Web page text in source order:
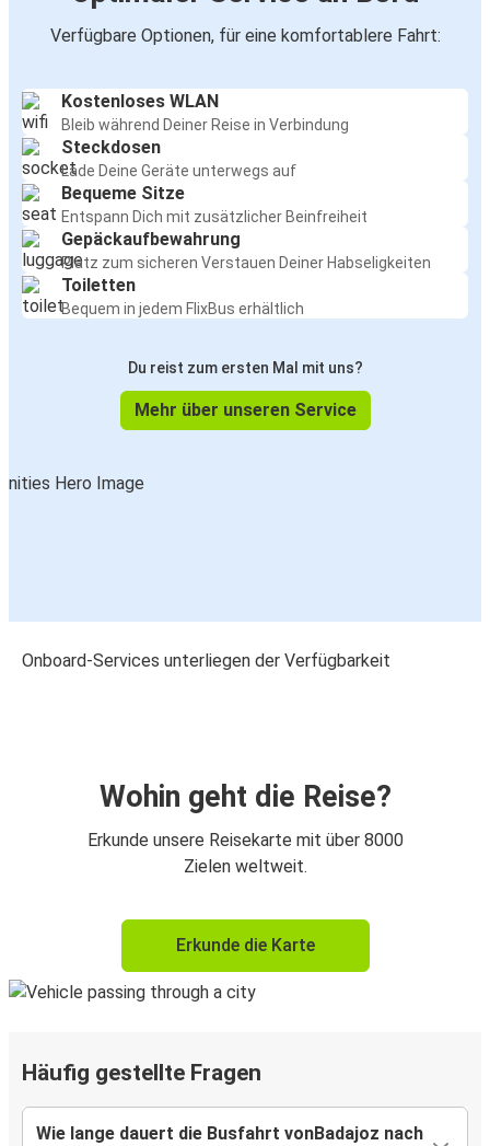
Verfügbare Optionen, für eine komfortablere Fahrt:
Kostenloses WLAN
Bleib während Deiner Reise in Verbindung
Steckdosen
Lade Deine Geräte unterwegs auf
Bequeme Sitze
Entspann Dich mit zusätzlicher Beinfreiheit
Gepäckaufbewahrung
Platz zum sicheren Verstauen Deiner Habseligkeiten
Toiletten
Bequem in jedem FlixBus erhältlich
Du reist zum ersten Mal mit uns?
Mehr über unseren Service
Onboard-Services unterliegen der Verfügbarkeit
Wohin geht die Reise?
Erkunde unsere Reisekarte mit über 8000
Zielen weltweit.
Erkunde die Karte
Häufig gestellte Fragen
Wie lange dauert die Busfahrt vonBadajoz nach